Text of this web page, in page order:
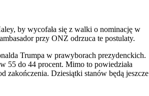
by wycofała się z walki o nominację w
przy ONZ odrzuca te postulaty.
Trumpa w prawyborach prezydenckich.
55 do 44 procent. Mimo to powiedziała
zakończenia. Dziesiątki stanów będą jeszcze